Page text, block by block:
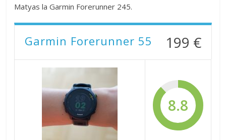
Matyas la Garmin Forerunner 245.
Garmin Forerunner 55 199 €
8.8